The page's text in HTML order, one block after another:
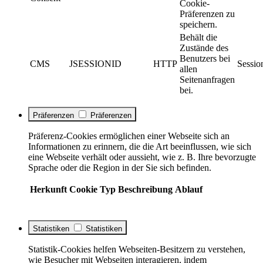
Cookie-
Präferenzen zu
speichern.
CMS JSESSIONID HTTP
Behält die
Zustände des
Benutzers bei
allen
Seitenanfragen
bei.
Präferenzen Präferenzen
Präferenz-Cookies ermöglichen einer Webseite sich an
Informationen zu erinnern, die die Art beeinflussen, wie sich
eine Webseite verhält oder aussieht, wie z. B. Ihre bevorzugte
Sprache oder die Region in der Sie sich befinden.
Herkunft Cookie Typ Beschreibung Ablauf
Statistiken Statistiken
Statistik-Cookies helfen Webseiten-Besitzern zu verstehen,
wie Besucher mit Webseiten interagieren, indem